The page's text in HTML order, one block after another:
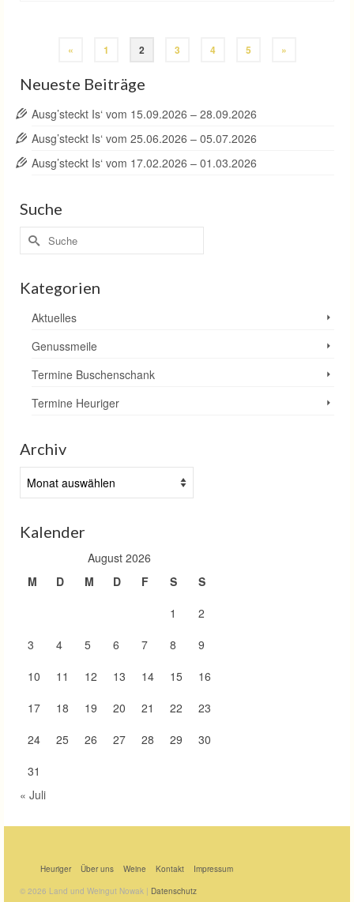
« 1 2 3 4 5 »
Neueste Beiträge
Ausg’steckt Is‘ vom 15.09.2026 – 28.09.2026
Ausg’steckt Is‘ vom 25.06.2026 – 05.07.2026
Ausg’steckt Is‘ vom 17.02.2026 – 01.03.2026
Suche
Suche
nach:
Kategorien
Aktuelles
Genussmeile
Termine Buschenschank
Termine Heuriger
Archiv
Kalender
August 2026
M
D M D F S
S
1
2
3
4 5 6 7 8
9
10
11 12 13 14 15
16
17
18 19 20 21 22
23
24
25 26 27 28 29
30
31
« Juli
Heuriger Über uns Weine Kontakt
Impressum
© 2026 Land und Weingut Nowak | Datenschutz